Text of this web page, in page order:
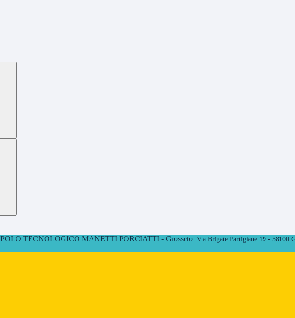
POLO TECNOLOGICO MANETTI PORCIATTI - Grosseto Via Brigate Partigiane 19 - 58100